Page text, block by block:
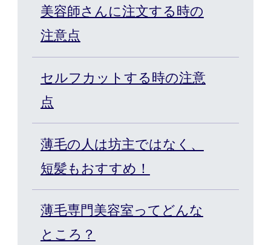
スヴェンソンのこだわり
店舗一覧 Q&A 資料請求 WEBカタログ
美容師さんに注文する時の
注意点
セルフカットする時の注意
点
薄毛の人は坊主ではなく、
短髪もおすすめ！
薄毛専門美容室ってどんな
ところ？